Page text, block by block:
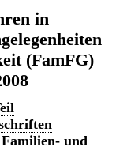
in
(FamFG)
und